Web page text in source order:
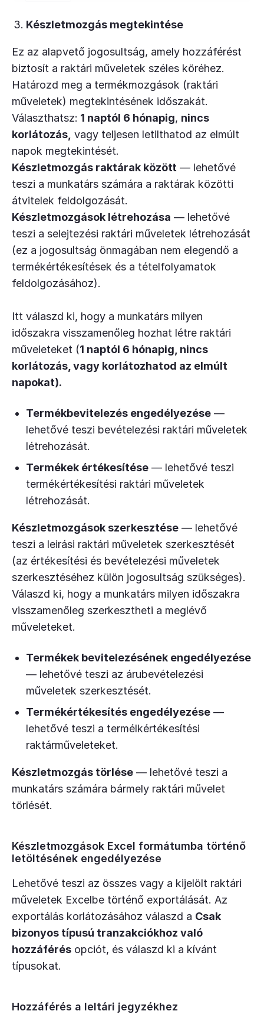
Készletmozgás megtekintése
Ez az alapvető jogosultság, amely hozzáférést
biztosít a raktári műveletek széles köréhez.
Határozd meg a termékmozgások (raktári
műveletek) megtekintésének időszakát.
Választhatsz: 1 naptól 6 hónapig, nincs
korlátozás, vagy teljesen letilthatod az elmúlt
napok megtekintését.
Készletmozgás raktárak között — lehetővé
teszi a munkatárs számára a raktárak közötti
átvitelek feldolgozását.
Készletmozgások létrehozása — lehetővé
teszi a selejtezési raktári műveletek létrehozását
(ez a jogosultság önmagában nem elegendő a
termékértékesítések és a tételfolyamatok
feldolgozásához).
Itt válaszd ki, hogy a munkatárs milyen
időszakra visszamenőleg hozhat létre raktári
műveleteket (1 naptól 6 hónapig, nincs
korlátozás, vagy korlátozhatod az elmúlt
napokat).
Termékbevitelezés engedélyezése —
lehetővé teszi bevételezési raktári műveletek
létrehozását.
Termékek értékesítése — lehetővé teszi
termékértékesítési raktári műveletek
létrehozását.
Készletmozgások szerkesztése — lehetővé
teszi a leirási raktári műveletek szerkesztését
(az értékesítési és bevételezési műveletek
szerkesztéséhez külön jogosultság szükséges).
Válaszd ki, hogy a munkatárs milyen időszakra
visszamenőleg szerkesztheti a meglévő
műveleteket.
Termékek bevitelezésének engedélyezése
— lehetővé teszi az árubevételezési
műveletek szerkesztését.
Termékértékesítés engedélyezése —
lehetővé teszi a termélkértékesítési
raktárműveleteket.
Készletmozgás törlése — lehetővé teszi a
munkatárs számára bármely raktári művelet
törlését.
Készletmozgások Excel formátumba történő
letöltésének engedélyezése
Lehetővé teszi az összes vagy a kijelölt raktári
műveletek Excelbe történő exportálását. Az
exportálás korlátozásához válaszd a Csak
bizonyos típusú tranzakciókhoz való
hozzáférés opciót, és válaszd ki a kívánt
típusokat.
Hozzáférés a leltári jegyzékhez